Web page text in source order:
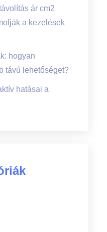
ár cm2
a kezelések
hogyan
távú lehetőséget?
hatásai a